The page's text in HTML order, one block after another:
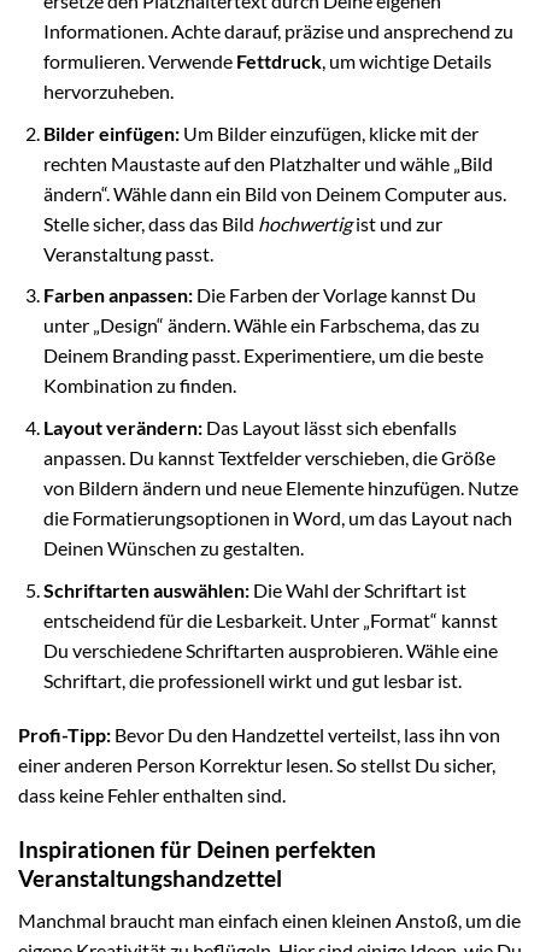
Informationen. Achte darauf, präzise und ansprechend zu
formulieren. Verwende Fettdruck, um wichtige Details
hervorzuheben.
Bilder einfügen:Um Bilder einzufügen, klicke mit der
rechten Maustaste auf den Platzhalter und wähle „Bild
ändern“. Wähle dann ein Bild von Deinem Computer aus.
Stelle sicher, dass das Bild hochwertigist und zur
Veranstaltung passt.
Farben anpassen:Die Farben der Vorlage kannst Du
unter „Design“ ändern. Wähle ein Farbschema, das zu
Deinem Branding passt. Experimentiere, um die beste
Kombination zu finden.
Layout verändern:Das Layout lässt sich ebenfalls
anpassen. Du kannst Textfelder verschieben, die Größe
von Bildern ändern und neue Elemente hinzufügen. Nutze
die Formatierungsoptionen in Word, um das Layout nach
Deinen Wünschen zu gestalten.
Schriftarten auswählen:Die Wahl der Schriftart ist
entscheidend für die Lesbarkeit. Unter „Format“ kannst
Du verschiedene Schriftarten ausprobieren. Wähle eine
Schriftart, die professionell wirkt und gut lesbar ist.
Profi-Tipp: Bevor Du den Handzettel verteilst, lass ihn von
einer anderen Person Korrektur lesen. So stellst Du sicher,
dass keine Fehler enthalten sind.
Inspirationen für Deinen perfekten
Veranstaltungshandzettel
Manchmal braucht man einfach einen kleinen Anstoß, um die